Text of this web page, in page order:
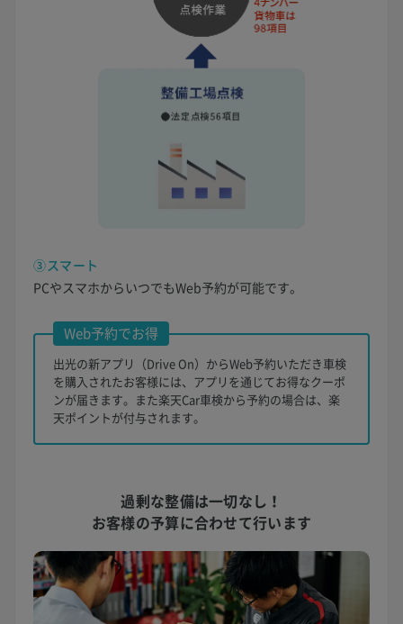
③スマート
PCやスマホからいつでもWeb予約が可能です。
Web予約でお得
出光の新アプリ（Drive On）からWeb予約いただき車検
を購入されたお客様には、アプリを通じてお得なクーポ
ンが届きます。また楽天Car車検から予約の場合は、楽
天ポイントが付与されます。
過剰な整備は一切なし！
お客様の予算に合わせて行います